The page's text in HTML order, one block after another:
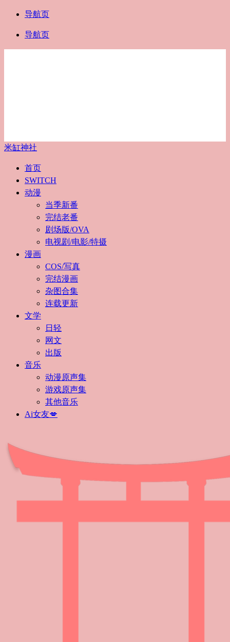
导航页
导航页
米缸神社
首页
SWITCH
动漫
当季新番
完结老番
剧场版/OVA
电视剧/电影/特摄
漫画
COS/写真
完结漫画
杂图合集
连载更新
文学
日轻
网文
出版
音乐
动漫原声集
游戏原声集
其他音乐
Ai女友💋